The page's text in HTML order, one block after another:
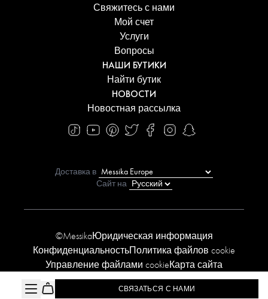
СВЯЗАТЬСЯ С НАМИ
Свяжитесь с нами
Мой счет
Услуги
Вопросы
НАШИ БУТИКИ
Найти бутик
НОВОСТИ
Новостная рассылка
©MessikaЮридическая информация
КонфиденциальностьПолитика файлов cookie
Управление файлами cookieКарта сайта
Заявление о доступности
Доставка в
Сайт на